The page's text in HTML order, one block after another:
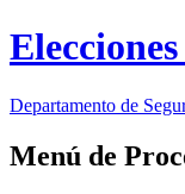
Departamento de
Menú de